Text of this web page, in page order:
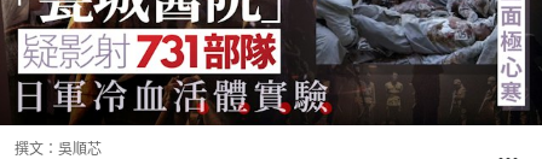
撰文： 吳順芯